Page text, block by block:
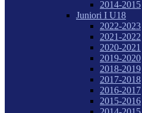
2014-2015
Juniori I U18
2022-2023
2021-2022
2020-2021
2019-2020
2018-2019
2017-2018
2016-2017
2015-2016